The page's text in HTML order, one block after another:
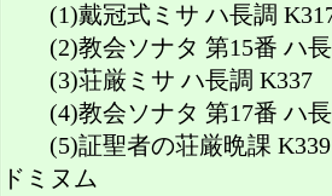
(1)戴冠式ミサ ハ長調
(2)教会ソナタ 第15番 ハ長
(3)荘厳ミサ ハ長調 K337
(4)教会ソナタ 第17番 ハ長
(5)証聖者の荘厳晩課 K339
ドミヌム